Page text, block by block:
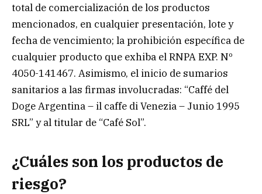
total de comercialización de los productos
mencionados, en cualquier presentación, lote y
fecha de vencimiento; la prohibición específica de
cualquier producto que exhiba el RNPA EXP. Nº
4050-141467. Asimismo, el inicio de sumarios
sanitarios a las firmas involucradas: “Caffé del
Doge Argentina – il caffe di Venezia – Junio 1995
SRL” y al titular de “Café Sol”.
¿Cuáles son los productos de
riesgo?